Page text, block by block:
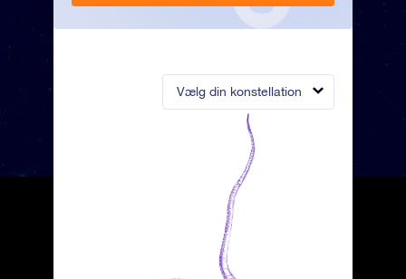
Vælg din konstellation